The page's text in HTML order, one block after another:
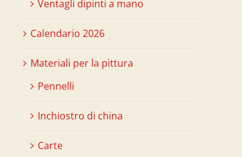
Ventagli dipinti a mano
Calendario 2026
Materiali per la pittura
Pennelli
Inchiostro di china
Carte